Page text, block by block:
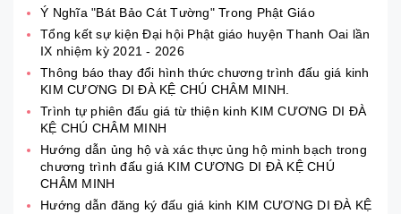
Ý Nghĩa "Bát Bảo Cát Tường" Trong Phật Giáo
Tổng kết sự kiện Đại hội Phật giáo huyện Thanh Oai lần
IX nhiệm kỳ 2021 - 2026
Thông báo thay đổi hình thức chương trình đấu giá kinh
KIM CƯƠNG DI ĐÀ KỆ CHÚ CHÂM MINH.
Trình tự phiên đấu giá từ thiện kinh KIM CƯƠNG DI ĐÀ
KỆ CHÚ CHÂM MINH
Hướng dẫn ủng hộ và xác thực ủng hộ minh bạch trong
chương trình đấu giá KIM CƯƠNG DI ĐÀ KỆ CHÚ
CHÂM MINH
Hướng dẫn đăng ký đấu giá kinh KIM CƯƠNG DI ĐÀ KỆ